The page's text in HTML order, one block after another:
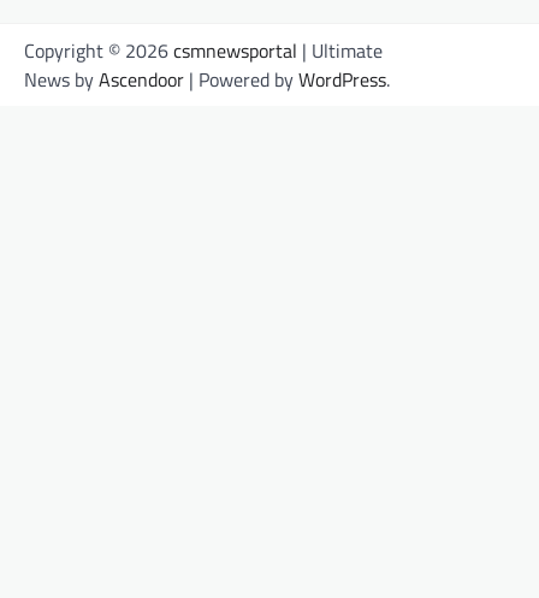
Copyright © 2026csmnewsportal | Ultimate
News byAscendoor | Powered byWordPress.